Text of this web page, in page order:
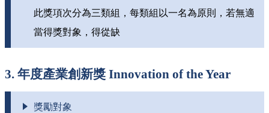
此獎項次分為三類組，每類組以一名為原則，若無適
當得獎對象，得從缺
3. 年度產業創新獎 Innovation of the Year
獎勵對象